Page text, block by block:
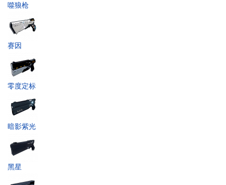
噬狼枪
赛因
零度定标
暗影紫光
黑星